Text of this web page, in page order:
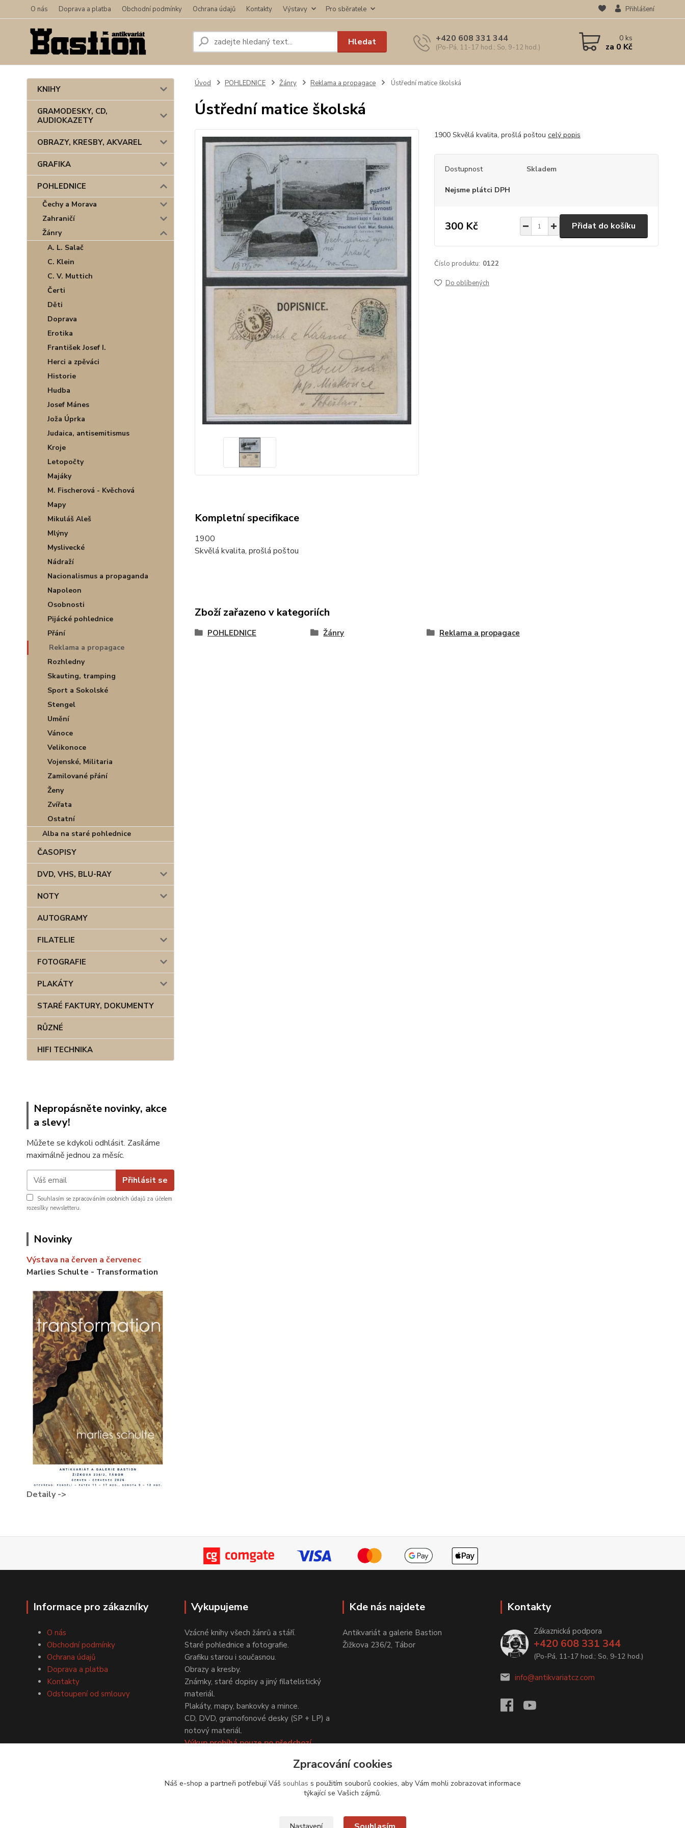
O nás Doprava a platba Obchodní podmínky Ochrana údajů Kontakty Výstavy Pro sběratele Přihlášení
Hledat +420 608 331 344
(Po-Pá, 11-17 hod.; So, 9-12 hod.)
0ks
za 0 Kč
KNIHY
GRAMODESKY, CD,
AUDIOKAZETY
OBRAZY, KRESBY, AKVAREL
GRAFIKA
POHLEDNICE
Čechy a Morava
Zahraničí
Žánry
A. L. Salač
C. Klein
C. V. Muttich
Čerti
Děti
Doprava
Erotika
František Josef I.
Herci a zpěváci
Historie
Hudba
Josef Mánes
Joža Úprka
Judaica, antisemitismus
Kroje
Letopočty
Majáky
M. Fischerová - Kvěchová
Mapy
Mikuláš Aleš
Mlýny
Myslivecké
Nádraží
Nacionalismus a propaganda
Napoleon
Osobnosti
Pijácké pohlednice
Přání
Reklama a propagace
Rozhledny
Skauting, tramping
Sport a Sokolské
Stengel
Umění
Vánoce
Velikonoce
Vojenské, Militaria
Zamilované přání
Ženy
Zvířata
Ostatní
Alba na staré pohlednice
ČASOPISY
DVD, VHS, BLU-RAY
NOTY
AUTOGRAMY
FILATELIE
FOTOGRAFIE
PLAKÁTY
STARÉ FAKTURY, DOKUMENTY
RŮZNÉ
HIFI TECHNIKA
Nepropásněte novinky, akce
a slevy!
Můžete se kdykoli odhlásit. Zasíláme
maximálně jednou za měsíc.
Přihlásit se
Souhlasím se zpracováním osobních údajů za účelem
rozesílky newsletteru.
Novinky
Výstava na červen a červenec
Marlies Schulte - Transformation
Detaily ->
Úvod POHLEDNICE Žánry Reklama a propagace Ústřední matice školská
Ústřední matice školská
1900 Skvělá kvalita, prošlá poštou celý popis
Dostupnost Skladem
Nejsme plátci DPH
300 Kč Přidat do košíku
Číslo produktu: 0122
Do oblíbených
Kompletní specifikace
1900
Skvělá kvalita, prošlá poštou
Zboží zařazeno v kategoriích
POHLEDNICE Žánry Reklama a propagace
Informace pro zákazníky
O nás
Obchodní podmínky
Ochrana údajů
Doprava a platba
Kontakty
Odstoupení od smlouvy
Vykupujeme
Vzácné knihy všech žánrů a stáří.
Staré pohlednice a fotografie.
Grafiku starou i současnou.
Obrazy a kresby.
Známky, staré dopisy a jiný filatelistický
materiál.
Plakáty, mapy, bankovky a mince.
CD, DVD, gramofonové desky (SP + LP) a
notový materiál.
Výkup probíhá pouze po předchozí
Kde nás najdete
Antikvariát a galerie Bastion
Žižkova 236/2, Tábor
Kontakty
Zákaznická podpora
+420 608 331 344
(Po-Pá, 11-17 hod.; So, 9-12 hod.)
info@antikvariatcz.com
Upravit sběr cookies.
Zpracování cookies
Náš e-shop a partneři potřebují Váš souhlas s použitím souborů cookies, aby Vám mohli zobrazovat informace
týkající se Vašich zájmů.